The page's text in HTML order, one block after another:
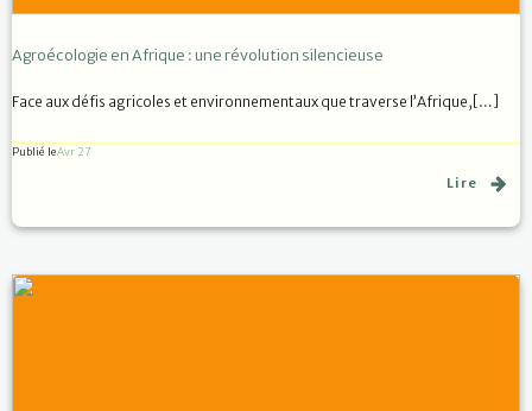
Agroécologie en Afrique : une révolution silencieuse
Face aux défis agricoles et environnementaux que traverse l’Afrique,[…]
Publié leAvr 27
Lire